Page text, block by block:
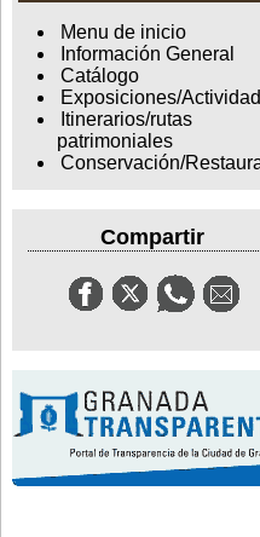
Menu de inicio
Información General
Catálogo
Exposiciones/
Itinerarios/rutas
patrimoniales
Conservación/
Compartir